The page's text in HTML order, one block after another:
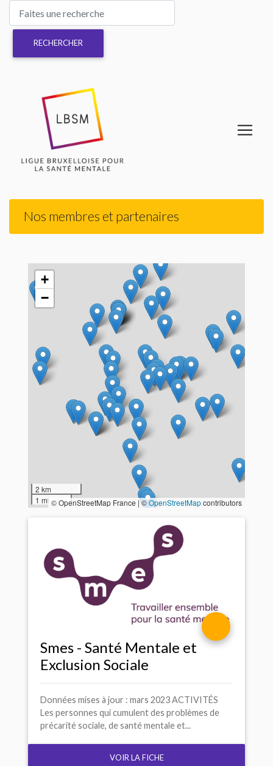
Nos membres et partenaires
+
−
2 km
1 mi © OpenStreetMap France | ©OpenStreetMapcontributors
Smes - Santé Mentale et
Exclusion Sociale
Données mises à jour : mars 2023 ACTIVITÉS
Les personnes qui cumulent des problèmes de
précarité sociale, de santé mentale et...
VOIR LA FICHE